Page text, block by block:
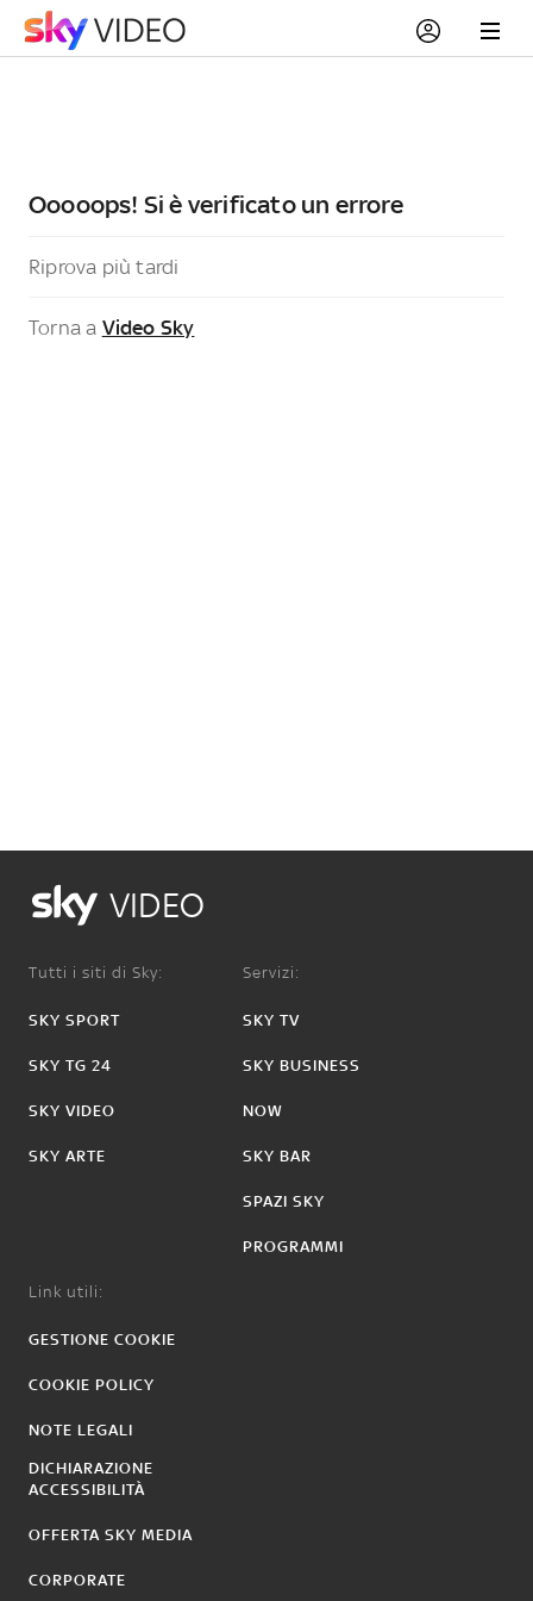
Ooooops! Si è verificato un errore
Riprova più tardi
Torna a Video Sky
VIDEO
Tutti i siti di Sky:
SKY SPORT
SKY TG 24
SKY VIDEO
SKY ARTE
Servizi:
SKY TV
SKY BUSINESS
NOW
SKY BAR
SPAZI SKY
PROGRAMMI
Link utili:
GESTIONE COOKIE
COOKIE POLICY
NOTE LEGALI
DICHIARAZIONE
ACCESSIBILITÀ
OFFERTA SKY MEDIA
CORPORATE